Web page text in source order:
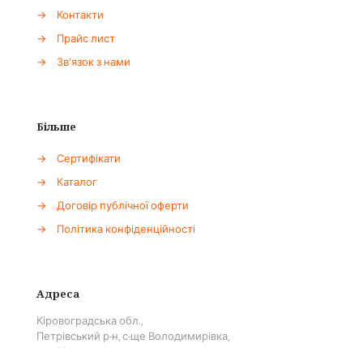
→
Контакти
→
Прайс лист
→
Зв'язок з нами
Більше
→
Сертифікати
→
Каталог
→
Договір публічної оферти
→
Політика конфіденційності
Адреса
Кіровоградська обл.,
Петрівський р-н, с-ще Володимирівка,